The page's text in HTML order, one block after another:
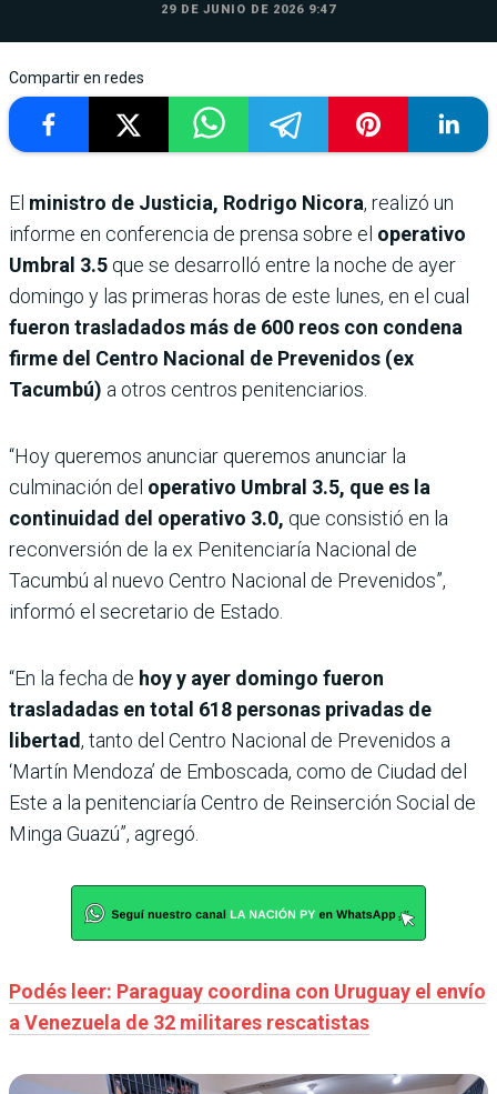
29 DE JUNIO DE 2026 9:47
Compartir en redes
El ministro de Justicia, Rodrigo Nicora, realizó un
informe en conferencia de prensa sobre el operativo
Umbral 3.5 que se desarrolló entre la noche de ayer
domingo y las primeras horas de este lunes, en el cual
fueron trasladados más de 600 reos con condena
firme del Centro Nacional de Prevenidos (ex
Tacumbú) a otros centros penitenciarios.
“Hoy queremos anunciar queremos anunciar la
culminación del operativo Umbral 3.5, que es la
continuidad del operativo 3.0, que consistió en la
reconversión de la ex Penitenciaría Nacional de
Tacumbú al nuevo Centro Nacional de Prevenidos”,
informó el secretario de Estado.
“En la fecha de hoy y ayer domingo fueron
trasladadas en total 618 personas privadas de
libertad, tanto del Centro Nacional de Prevenidos a
‘Martín Mendoza’ de Emboscada, como de Ciudad del
Este a la penitenciaría Centro de Reinserción Social de
Minga Guazú”, agregó.
Podés leer: Paraguay coordina con Uruguay el envío
a Venezuela de 32 militares rescatistas